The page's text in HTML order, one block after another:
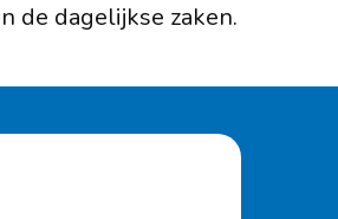
de dagelijkse zaken.